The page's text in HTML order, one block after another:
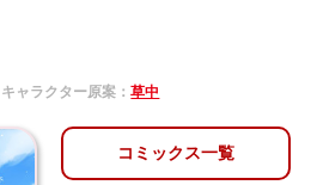
キャラクター原案：草中
コミックス一覧